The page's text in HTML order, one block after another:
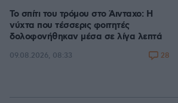
Το σπίτι του τρόμου στο Άινταχο: Η
νύχτα που τέσσερις φοιτητές
δολοφονήθηκαν μέσα σε λίγα λεπτά
09.08.2026, 08:33 28